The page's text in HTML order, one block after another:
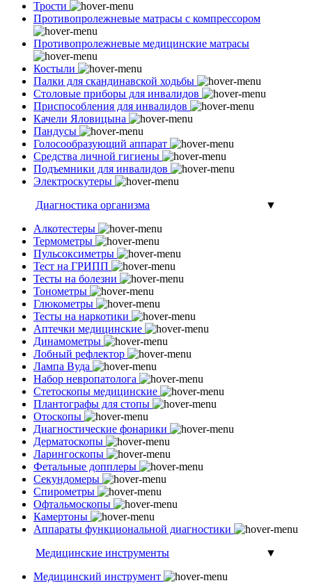
Трости
Противопролежневые матрасы с компрессором
Противопролежневые медицинские матрасы
Костыли
Палки для скандинавской ходьбы
Столовые приборы для инвалидов
Приспособления для инвалидов
Качели Яловицына
Пандусы
Голосообразующий аппарат
Средства личной гигиены
Подъемники для инвалидов
Электроскутеры
Диагностика организма
▼
Алкотестеры
Термометры
Пульсоксиметры
Тест на ГРИПП
Тесты на болезни
Тонометры
Глюкометры
Тесты на наркотики
Аптечки медицинские
Динамометры
Лобный рефлектор
Лампа Вуда
Набор невропатолога
Стетоскопы медицинские
Плантографы для стопы
Отоскопы
Диагностические фонарики
Дерматоскопы
Ларингоскопы
Фетальные допплеры
Секундомеры
Спирометры
Офтальмоскопы
Камертоны
Аппараты функциональной диагностики
Медицинские инструменты
▼
Медицинский инструмент